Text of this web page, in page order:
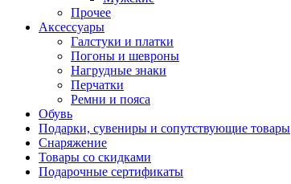
Прочее
Аксессуары
Галстуки и платки
Погоны и шевроны
Нагрудные знаки
Перчатки
Ремни и пояса
Обувь
Подарки, сувениры и сопутствующие товары
Снаряжение
Товары со скидками
Подарочные сертификаты